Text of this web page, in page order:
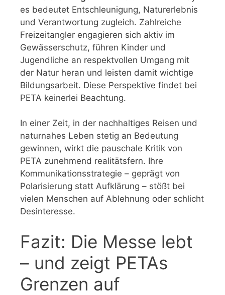
es bedeutet Entschleunigung, Naturerlebnis
und Verantwortung zugleich. Zahlreiche
Freizeitangler engagieren sich aktiv im
Gewässerschutz, führen Kinder und
Jugendliche an respektvollen Umgang mit
der Natur heran und leisten damit wichtige
Bildungsarbeit. Diese Perspektive findet bei
PETA keinerlei Beachtung.
In einer Zeit, in der nachhaltiges Reisen und
naturnahes Leben stetig an Bedeutung
gewinnen, wirkt die pauschale Kritik von
PETA zunehmend realitätsfern. Ihre
Kommunikationsstrategie – geprägt von
Polarisierung statt Aufklärung – stößt bei
vielen Menschen auf Ablehnung oder schlicht
Desinteresse.
Fazit: Die Messe lebt
– und zeigt PETAs
Grenzen auf